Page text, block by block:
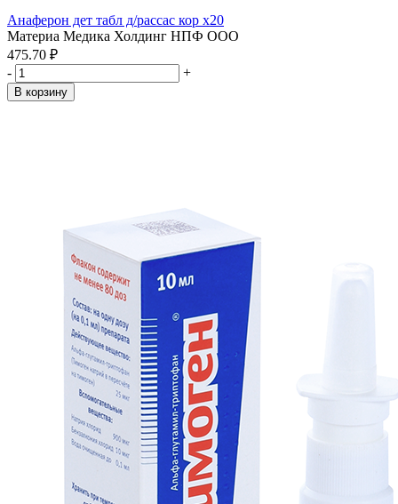
Анаферон дет табл д/рассас кор x20
Материа Медика Холдинг НПФ ООО
475.70 ₽
-
+
В корзину